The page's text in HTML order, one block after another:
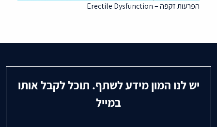
הפרעות זקפה – Erectile Dysfunction
יש לנו המון מידע לשתף. תוכל לקבל אותו
במייל